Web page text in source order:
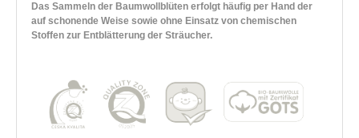
Das Sammeln der Baumwollblüten erfolgt häufig per Hand der
auf schonende Weise sowie ohne Einsatz von chemischen
Stoffen zur Entblätterung der Sträucher.